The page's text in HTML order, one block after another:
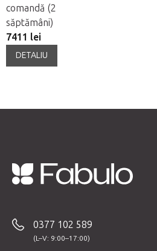
comandă (2
săptămâni)
7411 lei
DETALIU
0377 102 589